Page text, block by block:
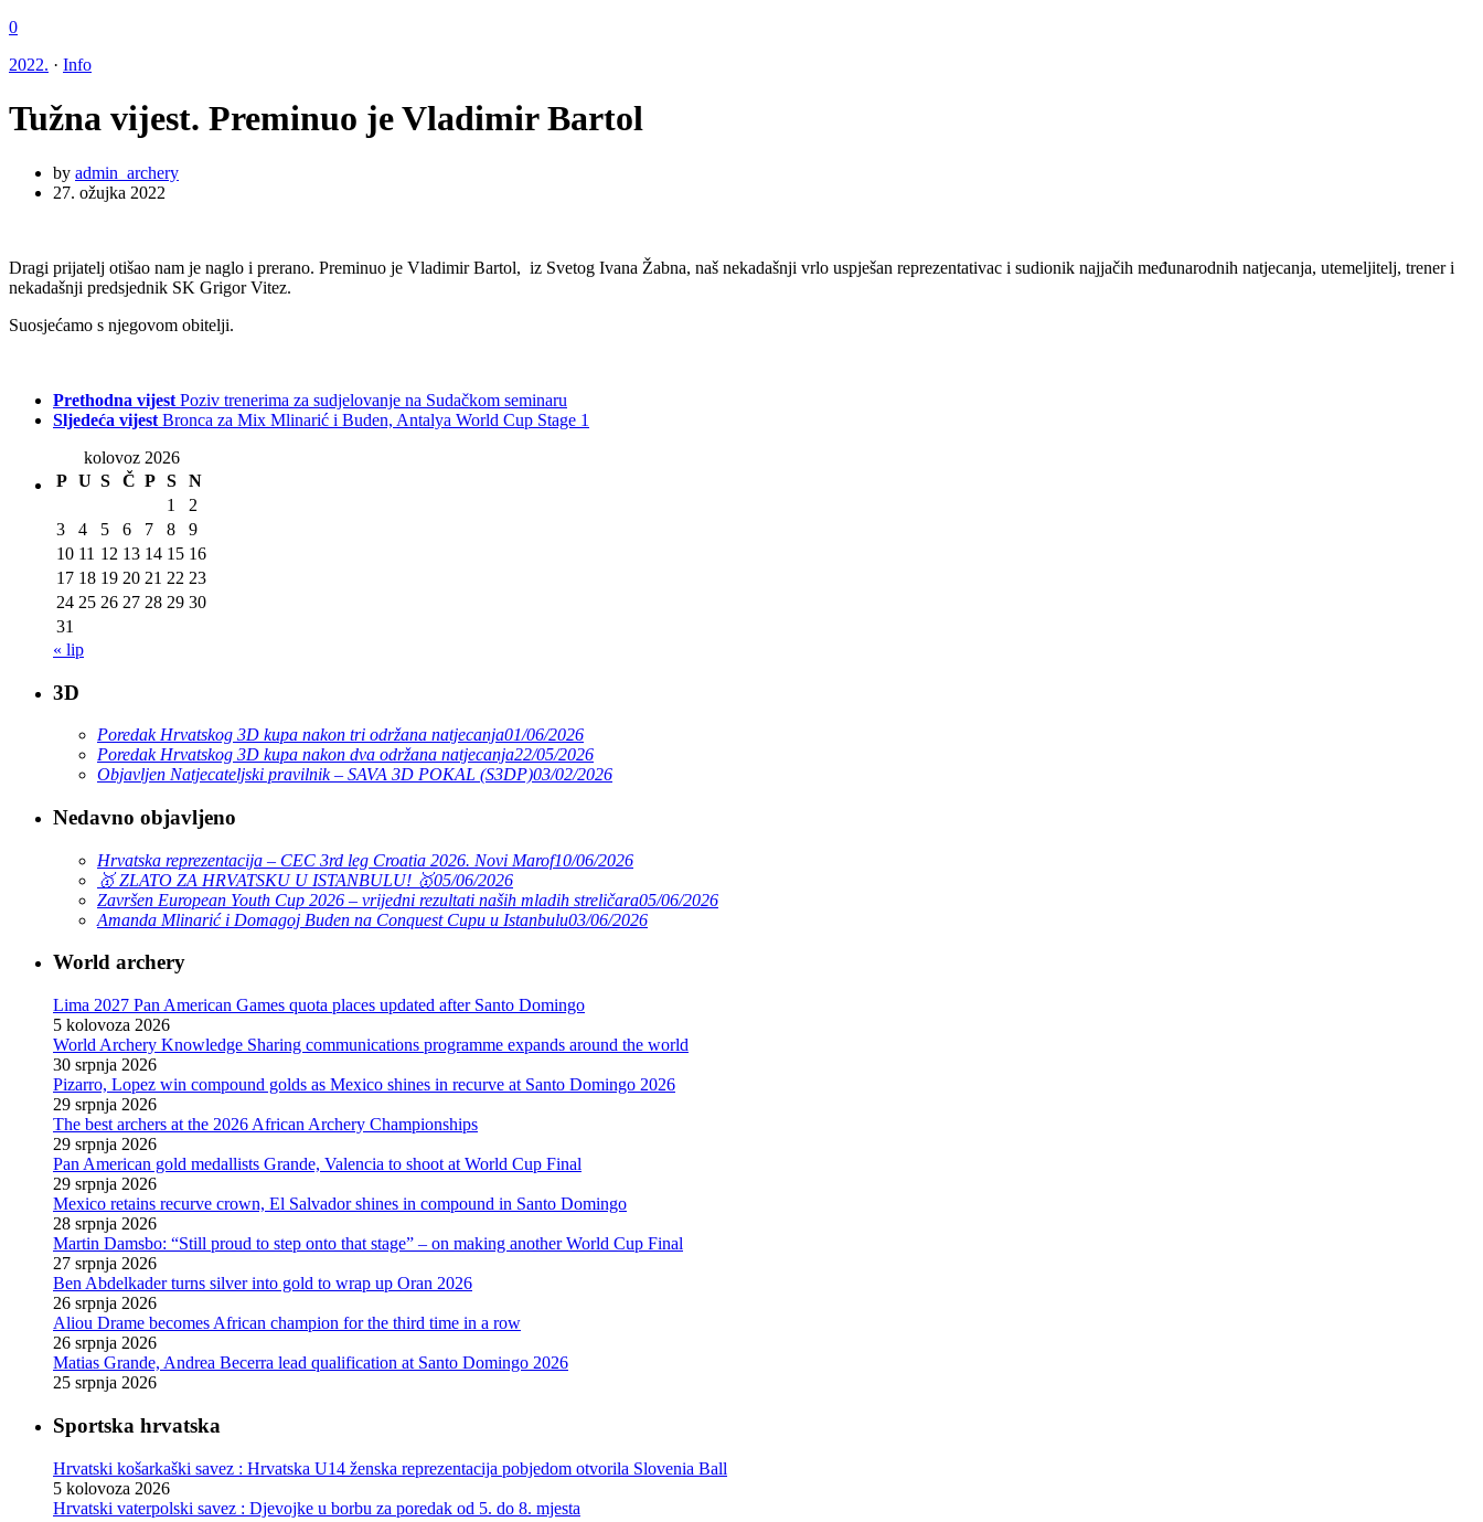
0
2022. · Info
Tužna vijest. Preminuo je Vladimir Bartol
by admin_archery
27. ožujka 2022
Dragi prijatelj otišao nam je naglo i prerano. Preminuo je Vladimir Bartol, iz Svetog Ivana Žabna, naš nekadašnji vrlo uspješan reprezentativac i sudionik najjačih međunarodnih natjecanja, utemeljitelj, trener i
nekadašnji predsjednik SK Grigor Vitez.
Suosjećamo s njegovom obitelji.
Prethodna vijest Poziv trenerima za sudjelovanje na Sudačkom seminaru
Sljedeća vijest Bronca za Mix Mlinarić i Buden, Antalya World Cup Stage 1
kolovoz 2026
P U S Č P S
N
1
2
3
4 5 6 7 8
9
10 11 12 13 14 15 16
17 18 19 20 21 22 23
24 25 26 27 28 29 30
31
« lip
3D
Poredak Hrvatskog 3D kupa nakon tri održana natjecanja01/06/2026
Poredak Hrvatskog 3D kupa nakon dva održana natjecanja22/05/2026
Objavljen Natjecateljski pravilnik – SAVA 3D POKAL (S3DP)03/02/2026
Nedavno objavljeno
Hrvatska reprezentacija – CEC 3rd leg Croatia 2026. Novi Marof10/06/2026
🥇 ZLATO ZA HRVATSKU U ISTANBULU! 🥇05/06/2026
Završen European Youth Cup 2026 – vrijedni rezultati naših mladih streličara05/06/2026
Amanda Mlinarić i Domagoj Buden na Conquest Cupu u Istanbulu03/06/2026
World archery
Lima 2027 Pan American Games quota places updated after Santo Domingo
5 kolovoza 2026
World Archery Knowledge Sharing communications programme expands around the world
30 srpnja 2026
Pizarro, Lopez win compound golds as Mexico shines in recurve at Santo Domingo 2026
29 srpnja 2026
The best archers at the 2026 African Archery Championships
29 srpnja 2026
Pan American gold medallists Grande, Valencia to shoot at World Cup Final
29 srpnja 2026
Mexico retains recurve crown, El Salvador shines in compound in Santo Domingo
28 srpnja 2026
Martin Damsbo: “Still proud to step onto that stage” – on making another World Cup Final
27 srpnja 2026
Ben Abdelkader turns silver into gold to wrap up Oran 2026
26 srpnja 2026
Aliou Drame becomes African champion for the third time in a row
26 srpnja 2026
Matias Grande, Andrea Becerra lead qualification at Santo Domingo 2026
25 srpnja 2026
Sportska hrvatska
Hrvatski košarkaški savez : Hrvatska U14 ženska reprezentacija pobjedom otvorila Slovenia Ball
5 kolovoza 2026
Hrvatski vaterpolski savez : Djevojke u borbu za poredak od 5. do 8. mjesta